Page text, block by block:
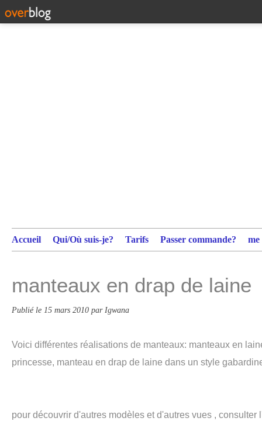
Accueil Qui/Où suis-je? Tarifs Passer commande?
manteaux en drap de laine
Publié le 15 mars 2010 par Igwana
Voici différentes réalisations de manteaux: manteaux en
princesse, manteau en drap de laine dans un style
pour découvrir d'autres modèles et d'autres vues , consulter